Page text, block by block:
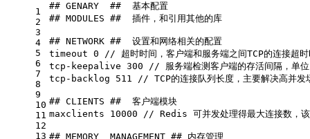
1
2
3
4
5
6
7
8
9
10
11
12
13
## GENARY  ##  基本配置
## MODULES ##  插件，和引用其他的库
## NETWORK ##  设置和网络相关的配置
timeout 0 // 超时时间，客户端和服务端之间TCP的连接超时
tcp-keepalive 300 // 服务端检测客户端的存活间隔，单位s
tcp-backlog 511 // TCP的连接队列长度，主要解决高并发场
## CLIENTS ##  客户端模块
maxclients 10000 // Redis 可并发处理得最大连接数，
## MEMORY  MANAGEMENT ## 内存管理